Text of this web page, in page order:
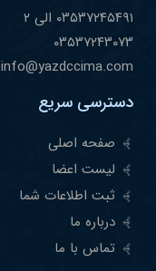
۰٣۵٣٧٢۴۵۴٩١ الی ۲
۰٣۵٣٧٢۴٣۰٧٣
info@yazdccima.com
دسترسی سریع
صفحه اصلی
لیست اعضا
ثبت اطلاعات شما
درباره ما
تماس با ما